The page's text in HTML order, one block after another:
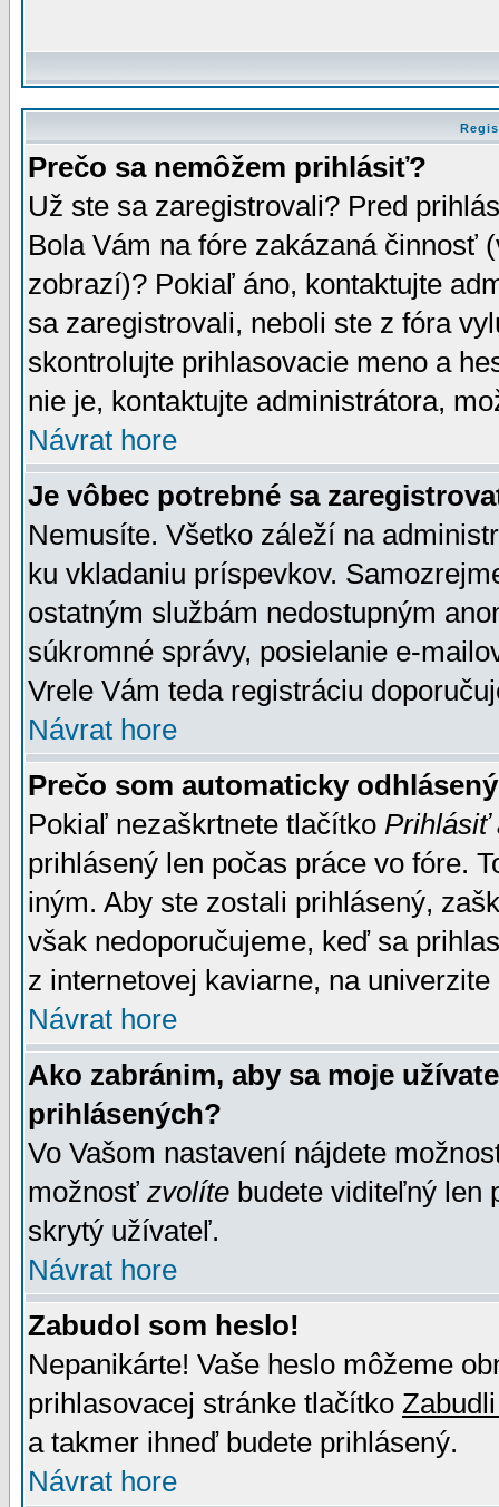
Prečo sa nemôžem prihlásiť?
Už ste sa zaregistrovali? Pred
Bola Vám na fóre zakázaná činnosť
zobrazí)? Pokiaľ áno, kontaktujte
sa zaregistrovali, neboli ste z fóra
skontrolujte prihlasovacie meno a
nie je, kontaktujte administrátora,
Návrat hore
Je vôbec potrebné sa
Nemusíte. Všetko záleží na
ku vkladaniu príspevkov.
ostatným službám nedostupným
súkromné správy, posielanie e-
Vrele Vám teda registráciu
Návrat hore
Prečo som automaticky
Pokiaľ nezaškrtnete tlačítko Prihlásiť
prihlásený len počas práce vo fóre.
iným. Aby ste zostali prihlásený,
však nedoporučujeme, keď sa
z internetovej kaviarne, na univerzite
Návrat hore
Ako zabránim, aby sa moje
prihlásených?
Vo Vašom nastavení nájdete
možnosť zvolíte budete viditeľný len
skrytý užívateľ.
Návrat hore
Zabudol som heslo!
Nepanikárte! Vaše heslo môžeme
prihlasovacej stránke tlačítko
a takmer ihneď budete prihlásený.
Návrat hore